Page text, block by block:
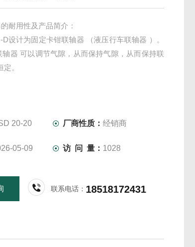
耐用性及产品简介：
设计为固定卡钳联轴器 （液压行车联轴器 ）。
轴器 可以调节气隙，从而保持气隙，从而保持联
。
20-20 厂商性质：经销商
05-09 访 问 量： 1028
联系电话： 18518172431